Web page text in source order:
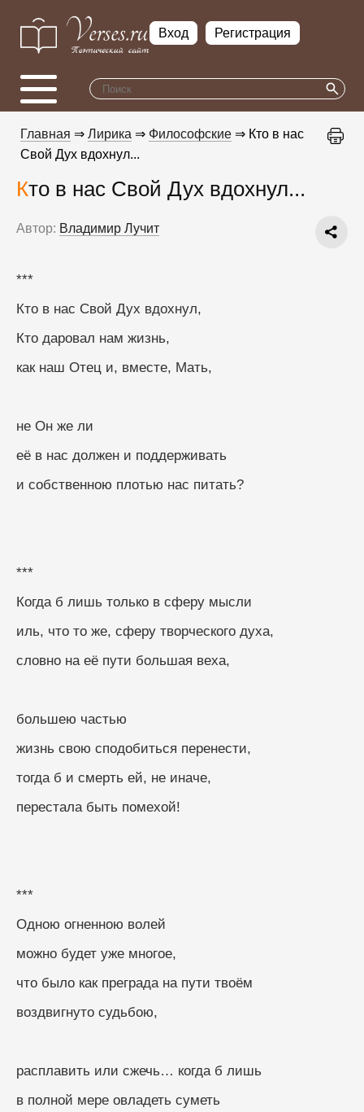
Вход Регистрация
Главная ⇒ Лирика ⇒ Философские ⇒ Кто в нас
Свой Дух вдохнул...
Кто в нас Свой Дух вдохнул...
Автор: Владимир Лучит
***
Кто в нас Свой Дух вдохнул,
Кто даровал нам жизнь,
как наш Отец и, вместе, Мать,
не Он же ли
её в нас должен и поддерживать
и собственною плотью нас питать?
***
Когда б лишь только в сферу мысли
иль, что то же, сферу творческого духа,
словно на её пути большая веха,
большею частью
жизнь свою сподобиться перенести,
тогда б и смерть ей, не иначе,
перестала быть помехой!
***
Одною огненною волей
можно будет уже многое,
что было как преграда на пути твоём
воздвигнуто судьбою,
расплавить или сжечь… когда б лишь
в полной мере овладеть суметь